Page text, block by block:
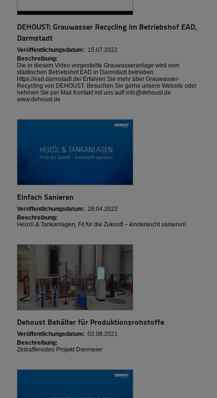
DEHOUST: Grauwasser Recycling im Betriebshof EAD,
Darmstadt
Veröffentlichungsdatum: 15.07.2022
Beschreibung:
Die in diesem Video vorgestellte Grauwasseranlage wird vom
städtischen Betriebshof EAD in Darmstadt betrieben.
https://ead.darmstadt.de/ Erfahren Sie mehr über Grauwasser-
Recycling von DEHOUST. Besuchen Sie gerne unsere Website oder
nehmen Sie per Mail Kontakt mit uns auf! info@dehoust.de
www.dehoust.de
Einfach Sanieren
Veröffentlichungsdatum: 28.04.2022
Beschreibung:
Heizöl & Tankanlagen, Fit für die Zukunft – kinderleicht sanieren!
Dehoust Behälter für Produktionsrohstoffe
Veröffentlichungsdatum: 02.08.2021
Beschreibung:
Zeitraffervideo Projekt Diermeier